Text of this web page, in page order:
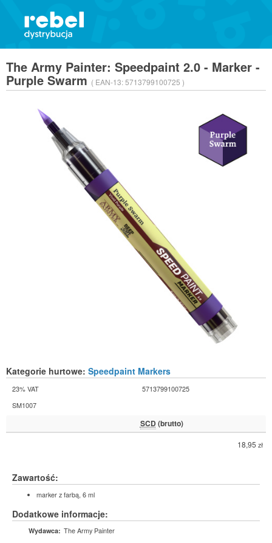
The Army Painter: Speedpaint 2.0 - Marker -
Purple Swarm ( EAN-13:5713799100725 )
Kategorie hurtowe: Speedpaint Markers
23% VAT
5713799100725
SM1007
SCD (brutto)
18,95 zł
Zawartość:
marker z farbą, 6 ml
Dodatkowe informacje:
Wydawca: The Army Painter